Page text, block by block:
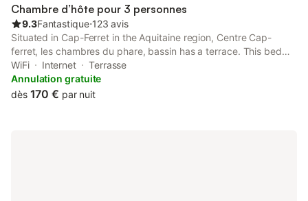
Chambre d’hôte pour 3 personnes
9.3Fantastique⋅123 avis
Situated in Cap-Ferret in the Aquitaine region, Centre Cap-
ferret, les chambres du phare, bassin has a terrace. This bed
and breakfast is 200 metres from Cap Ferret Light House and
5.7 km from Chapel of the Algerian Villa.
WiFi Internet
Terrasse
Annulation gratuite
dès 170 € par nuit